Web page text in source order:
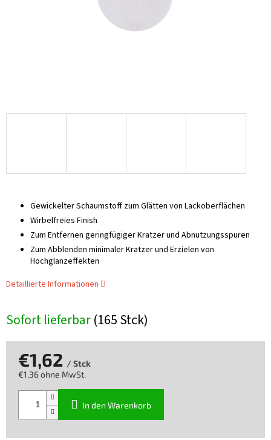
Sofort lieferbar(165 Stck)
Gewickelter Schaumstoff zum Glätten von Lackoberflächen
Wirbelfreies Finish
Zum Entfernen geringfügiger Kratzer und Abnutzungsspuren
Zum Abblenden minimaler Kratzer und Erzielen von
Hochglanzeffekten
Detaillierte Informationen
€1,62 / Stck
€1,36 ohne MwSt.
In den Warenkorb